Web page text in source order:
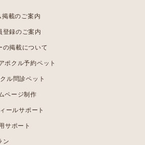
載のご案内
登録のご案内
の掲載について
ポクル予約ペット
ル問診ペット
ページ制作
ールサポート
サポート
ン